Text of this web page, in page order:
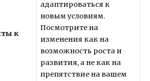
к
адаптироваться к
новым условиям.
Посмотрите на
изменения как на
возможность роста и
развития, а не как на
препятствие на вашем